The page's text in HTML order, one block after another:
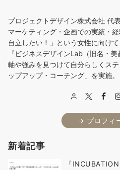
プロジェクトデザイン株式会社 代
マーケティング・企画での実績・
自立したい！」という女性に向け
『ビジネスデザインLab（旧名・
軸や強みを見つけて自分らしくス
ップアップ・コーチング」を実施。
→ プロフィ
新着記事
『